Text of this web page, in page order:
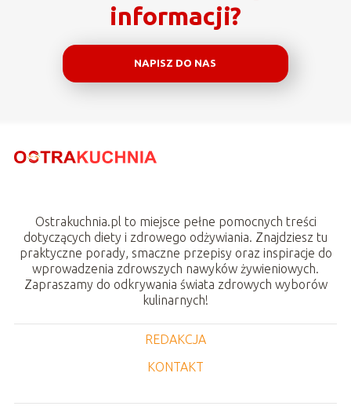
informacji?
NAPISZ DO NAS
Ostrakuchnia.pl to miejsce pełne pomocnych treści
dotyczących diety i zdrowego odżywiania. Znajdziesz tu
praktyczne porady, smaczne przepisy oraz inspiracje do
wprowadzenia zdrowszych nawyków żywieniowych.
Zapraszamy do odkrywania świata zdrowych wyborów
kulinarnych!
REDAKCJA
KONTAKT